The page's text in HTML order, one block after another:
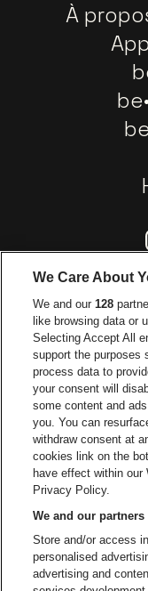
À
Capitole
BTW (BE)
We Care About
We and our128
like browsing data or
Selecting Accept All
support the purposes
process data to
your consent will
some content and
you. You can
withdraw consent at
cookies link on the
have effect within
Privacy Policy.
We and our
Store and/or access
personalised
advertising and